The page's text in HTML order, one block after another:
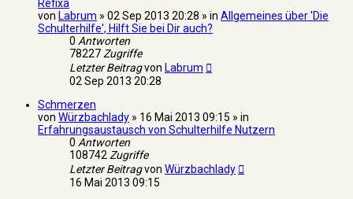
Refixa
von Labrum » 02 Sep 2013 20:28 » in Allgemeines über 'Die
Schulterhilfe', Hilft Sie bei Dir auch?
0 Antworten
78227Zugriffe
Letzter Beitragvon Labrum
02 Sep 2013 20:28
Schmerzen
von Würzbachlady » 16 Mai 2013 09:15 » in
Erfahrungsaustausch von Schulterhilfe Nutzern
0 Antworten
108742Zugriffe
Letzter Beitragvon Würzbachlady
16 Mai 2013 09:15